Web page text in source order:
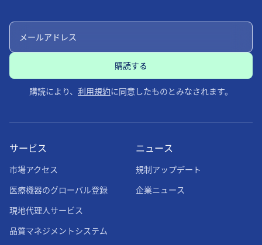
購読により、 利用規約に同意したものとみなされます。
ニュース
規制アップデート
企業ニュース
サービス
市場アクセス
医療機器のグローバル登録
現地代理人サービス
品質マネジメントシステム